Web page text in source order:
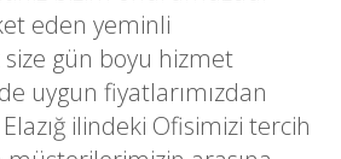
eden yeminli
gün boyu hizmet
uygun fiyatlarımızdan
ilindeki Ofisimizi tercih